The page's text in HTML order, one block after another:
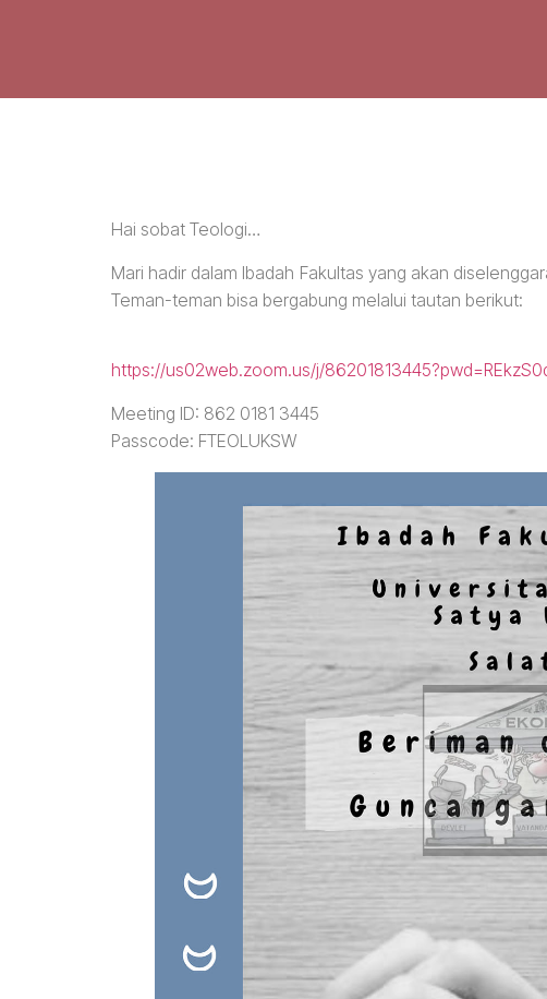
Hai sobat Teologi…
Mari hadir dalam Ibadah Fakultas yang akan
Teman-teman bisa bergabung melalui tautan berikut:
https://us02web.zoom.us/j/
Meeting ID: 862 0181 3445
Passcode: FTEOLUKSW